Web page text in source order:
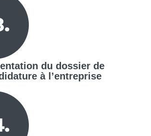
du dossier de
à l’entreprise